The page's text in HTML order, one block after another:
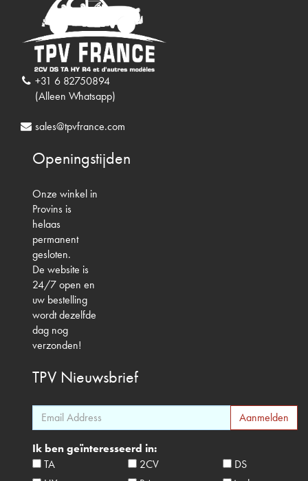
+31 6 82750894
(Alleen Whatsapp)
sales@tpvfrance.com
Openingstijden
Onze winkel in
Provins is
helaas
permanent
gesloten.
De website is
24/7 open en
uw bestelling
wordt dezelfde
dag nog
verzonden!
TPV Nieuwsbrief
Ik ben geïnteresseerd in:
TA
2CV
DS